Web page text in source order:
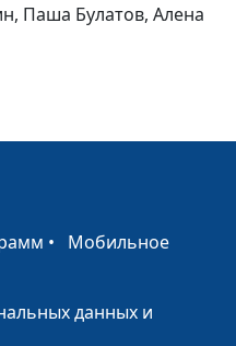
Ронжин, Витя
#22
Алёна
Настя Чувилина
Ронжин, Витя
Паша Булатов, Алена
• Мобильное
данных и